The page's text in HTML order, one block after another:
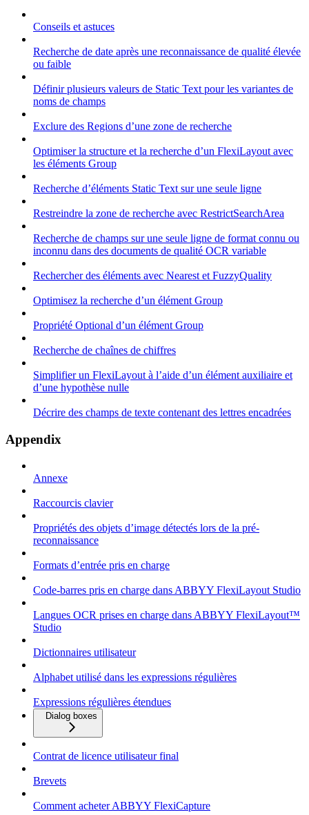
Conseils et astuces
Recherche de date après une reconnaissance de qualité élevée
ou faible
Définir plusieurs valeurs de Static Text pour les variantes de
noms de champs
Exclure des Regions d’une zone de recherche
Optimiser la structure et la recherche d’un FlexiLayout avec
les éléments Group
Recherche d’éléments Static Text sur une seule ligne
Restreindre la zone de recherche avec RestrictSearchArea
Recherche de champs sur une seule ligne de format connu ou
inconnu dans des documents de qualité OCR variable
Rechercher des éléments avec Nearest et FuzzyQuality
Optimisez la recherche d’un élément Group
Propriété Optional d’un élément Group
Recherche de chaînes de chiffres
Simplifier un FlexiLayout à l’aide d’un élément auxiliaire et
d’une hypothèse nulle
Décrire des champs de texte contenant des lettres encadrées
Appendix
Annexe
Raccourcis clavier
Propriétés des objets d’image détectés lors de la pré-
reconnaissance
Formats d’entrée pris en charge
Code-barres pris en charge dans ABBYY FlexiLayout Studio
Langues OCR prises en charge dans ABBYY FlexiLayout™
Studio
Dictionnaires utilisateur
Alphabet utilisé dans les expressions régulières
Expressions régulières étendues
Dialog boxes
Contrat de licence utilisateur final
Brevets
Comment acheter ABBYY FlexiCapture